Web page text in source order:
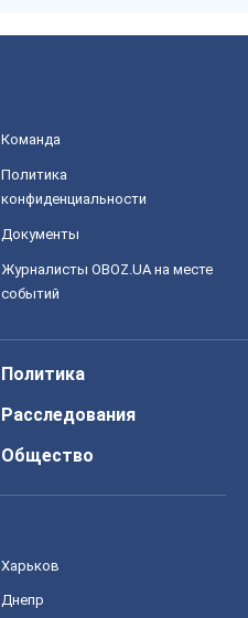
Команда
Политика
конфиденциальности
Документы
Журналисты OBOZ.UA на месте
событий
Политика
Расследования
Общество
Харьков
Днепр